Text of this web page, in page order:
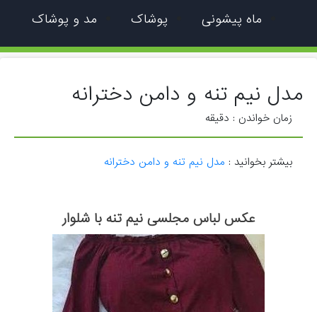
ماه پیشونی پوشاک مد و پوشاک
مدل نیم تنه و دامن دخترانه
زمان خواندن : دقیقه
بیشتر بخوانید : مدل نیم تنه و دامن دخترانه
عکس لباس مجلسی نیم تنه با شلوار